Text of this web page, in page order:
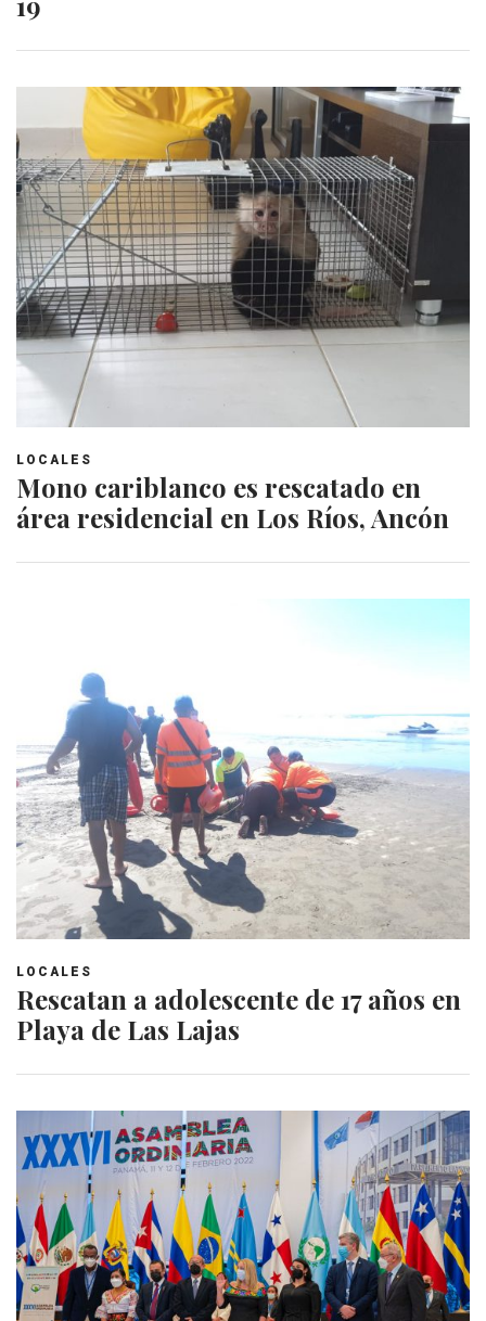
LOCALES
Mono cariblanco es rescatado en
área residencial en Los Ríos, Ancón
LOCALES
Rescatan a adolescente de 17 años en
Playa de Las Lajas